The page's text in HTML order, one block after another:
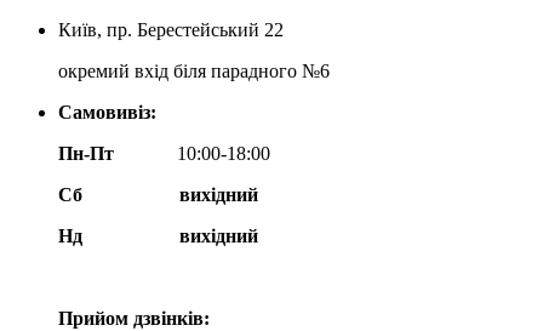
Київ, пр. Берестейський 22
окремий вхід біля парадного №6
Самовивіз:
Пн-Пт
10:00-18:00
Сб
вихідний
Нд
вихідний
Прийом дзвінків: